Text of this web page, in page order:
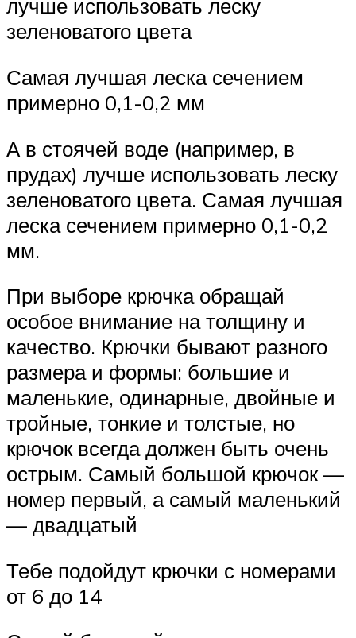
лучше использовать леску
зеленоватого цве­та
Самая лучшая леска сечением
примерно 0,1-0,2 мм
А в стоячей воде (например, в
прудах) лучше использовать леску
зеленоватого цве­та. Самая лучшая
леска сечением примерно 0,1-0,2
мм.
При выборе крючка обращай
особое внимание на толщину и
каче­ство. Крючки бывают разного
размера и формы: большие и
маленькие, одинарные, двойные и
тройные, тонкие и толстые, но
крючок всегда должен быть очень
острым. Самый большой крючок —
номер первый, а самый маленький
— двадцатый
Тебе подойдут крючки с номерами
от 6 до 14